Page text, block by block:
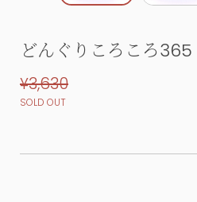
どんぐりころころ
¥3,630
SOLD OUT